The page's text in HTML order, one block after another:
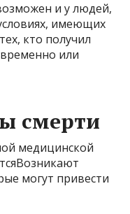
и у людей,
имеющих
кто получил
или
смерти
медицинской
могут привести